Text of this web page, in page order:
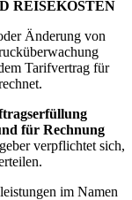
REISEKOSTEN
Änderung von
Tarifvertrag für
für Rechnung
verpflichtet sich,
im Namen